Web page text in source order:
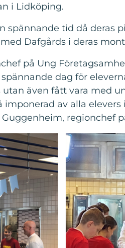
i Lidköping.
spännande tid då deras
Dafgårds i deras
på Ung
dag för
utan även fått vara med
imponerad av alla
Guggenheim, regionchef